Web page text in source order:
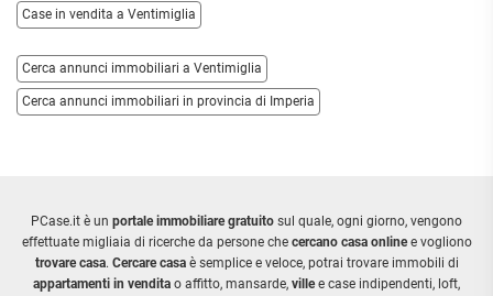
Case in vendita a Ventimiglia
Cerca annunci immobiliari a Ventimiglia
Cerca annunci immobiliari in provincia di Imperia
PCase.it è un portale immobiliare gratuito sul quale, ogni giorno, vengono
effettuate migliaia di ricerche da persone che cercano casa onlinee vogliono
trovare casa. Cercare casaè semplice e veloce, potrai trovare immobili di
appartamenti in vendita o affitto, mansarde, villee case indipendenti, loft,